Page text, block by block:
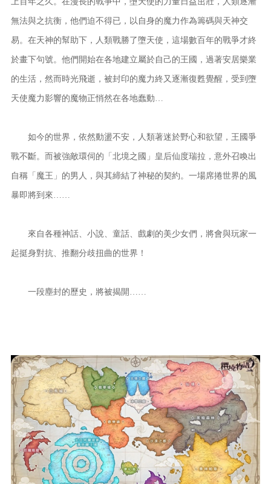
無法與之抗衡，他們迫不得已，以自身的魔力作為籌碼與天神交
易。在天神的幫助下，人類戰勝了墮天使，這場數百年的戰爭才終
於畫下句號。他們開始在各地建立屬於自己的王國，過著安居樂業
的生活，然而時光飛逝，被封印的魔力終又逐漸復甦覺醒，受到墮
天使魔力影響的魔物正悄然在各地蠢動…
如今的世界，依然動盪不安，人類著迷於野心和欲望，王國爭
戰不斷。而被強敵環伺的「北境之國」皇后仙度瑞拉，意外召喚出
自稱「魔王」的男人，與其締結了神秘的契約。一場席捲世界的風
暴即將到來……
來自各種神話、小說、童話、戲劇的美少女們，將會與玩家一
起挺身對抗、推翻分歧扭曲的世界！
一段塵封的歷史，將被揭開……